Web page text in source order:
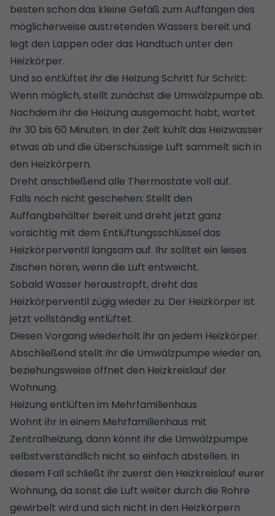
besten schon das kleine Gefäß zum Auffangen des
möglicherweise austretenden Wassers bereit und
legt den Lappen oder das Handtuch unter den
Heizkörper.
Und so entlüftet ihr die Heizung Schritt für Schritt:
Wenn möglich, stellt zunächst die Umwälzpumpe ab.
Nachdem ihr die Heizung ausgemacht habt, wartet
ihr 30 bis 60 Minuten. In der Zeit kühlt das Heizwasser
etwas ab und die überschüssige Luft sammelt sich in
den Heizkörpern.
Dreht anschließend alle Thermostate voll auf.
Falls noch nicht geschehen: Stellt den
Auffangbehälter bereit und dreht jetzt ganz
vorsichtig mit dem Entlüftungsschlüssel das
Heizkörperventil langsam auf. Ihr solltet ein leises
Zischen hören, wenn die Luft entweicht.
Sobald Wasser heraustropft, dreht das
Heizkörperventil zügig wieder zu. Der Heizkörper ist
jetzt vollständig entlüftet.
Diesen Vorgang wiederholt ihr an jedem Heizkörper.
Abschließend stellt ihr die Umwälzpumpe wieder an,
beziehungsweise öffnet den Heizkreislauf der
Wohnung.
Heizung entlüften im Mehrfamilienhaus
Wohnt ihr in einem Mehrfamilienhaus mit
Zentralheizung, dann könnt ihr die Umwälzpumpe
selbstverständlich nicht so einfach abstellen. In
diesem Fall schließt ihr zuerst den Heizkreislauf eurer
Wohnung, da sonst die Luft weiter durch die Rohre
gewirbelt wird und sich nicht in den Heizkörpern